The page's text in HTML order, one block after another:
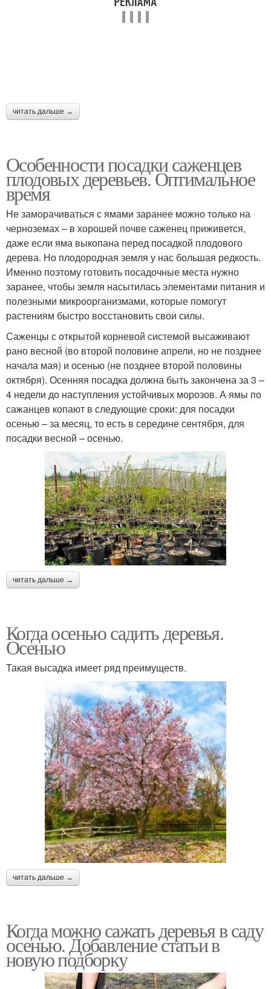
читать дальше →
Особенности посадки саженцев
плодовых деревьев. Оптимальное
время
Не заморачиваться с ямами заранее можно только на
черноземах – в хорошей почве саженец приживется,
даже если яма выкопана перед посадкой плодового
дерева. Но плодородная земля у нас большая редкость.
Именно поэтому готовить посадочные места нужно
заранее, чтобы земля насытилась элементами питания и
полезными микроорганизмами, которые помогут
растениям быстро восстановить свои силы.
Саженцы с открытой корневой системой высаживают
рано весной (во второй половине апрели, но не позднее
начала мая) и осенью (не позднее второй половины
октября). Осенняя посадка должна быть закончена за 3 –
4 недели до наступления устойчивых морозов. А ямы по
сажанцев копают в следующие сроки: для посадки
осенью – за месяц, то есть в середине сентября, для
посадки весной – осенью.
читать дальше →
Когда осенью садить деревья.
Осенью
Такая высадка имеет ряд преимуществ.
читать дальше →
Когда можно сажать деревья в саду
осенью. Добавление статьи в
новую подборку